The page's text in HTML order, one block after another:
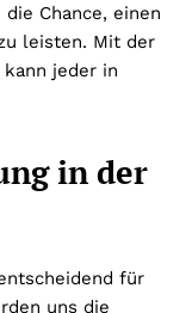
Chance, einen
leisten. Mit der
jeder in
in der
für
uns die